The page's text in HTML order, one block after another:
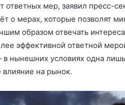
ответных мер, заявил пресс-
о мерах, которые позволят
образом отвечать
эффективной ответной
условиях одна лишь
влияние на рынок.